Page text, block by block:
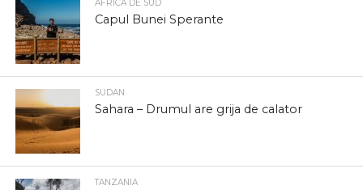
AFRICA DE SUD
Capul Bunei Sperante
SUDAN
Sahara – Drumul are grija de calator
TANZANIA